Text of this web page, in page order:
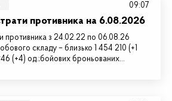
противника на 6.08.2026
противника з 24.02.22 по 06.08.26
складу – близько 1 454 210 (+1
(+4) од.;бойових броньованих…
09:07